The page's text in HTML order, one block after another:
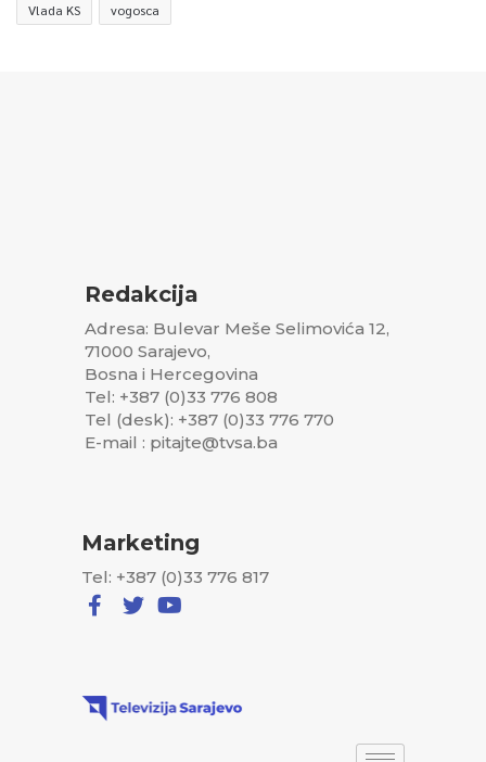
Vlada KS vogosca
Redakcija
Adresa: Bulevar Meše Selimovića 12,
71000 Sarajevo,
Bosna i Hercegovina
Tel: +387 (0)33 776 808
Tel (desk): +387 (0)33 776 770
E-mail : pitajte@tvsa.ba
Marketing
Tel: +387 (0)33 776 817